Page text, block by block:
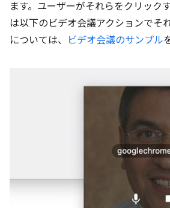
ます。ユーザーがそれらをクリック
は以下のビデオ会議アクションでそ
については、
ビデオ会議のサンプル